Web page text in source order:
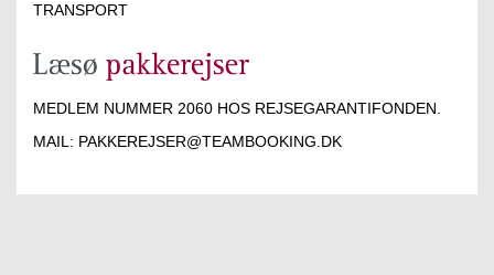
TRANSPORT
MEDLEM NUMMER 2060 HOS REJSEGARANTIFONDEN.
MAIL: PAKKEREJSER@TEAMBOOKING.DK